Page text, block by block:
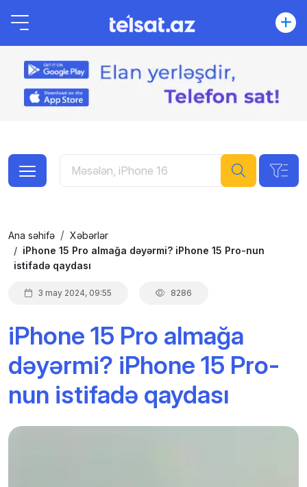
Ana səhifə
Xəbərlər
iPhone 15 Pro almağa dəyərmi? iPhone 15 Pro-nun
istifadə qaydası
3 may 2024, 09:55 8286
iPhone 15 Pro almağa
dəyərmi? iPhone 15 Pro-
nun istifadə qaydası